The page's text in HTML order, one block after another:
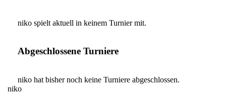
niko spielt aktuell in keinem Turnier mit.
Abgeschlossene Turniere
niko hat bisher noch keine Turniere abgeschlossen.
niko